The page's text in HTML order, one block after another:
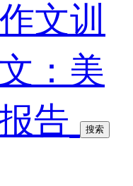
文训
：美
告
搜索